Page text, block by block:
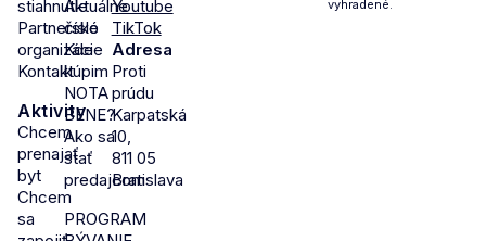
stiahnutie
Partnerské
organizácie
Kontakt
Aktivity
Chcem
prenajať
byt
Chcem
sa
Aktuálne
číslo
Kde
kúpim
NOTA
BENE?
Ako sa
stať
predajcom
PROGRAM
Youtube
TikTok
Adresa
Proti
prúdu
Karpatská
10,
811 05
Bratislava
vyhradené.